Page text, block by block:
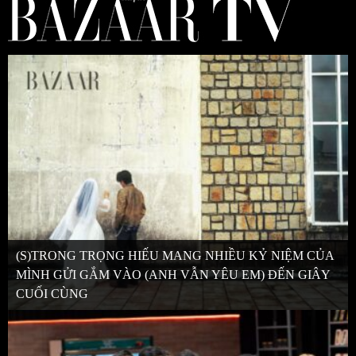
(S)TRONG TRỌNG HIẾU MANG NHIỀU KỶ NIỆM CỦA
MÌNH GỬI GẮM VÀO (ANH VẪN YÊU EM) ĐẾN GIÂY
CUỐI CÙNG